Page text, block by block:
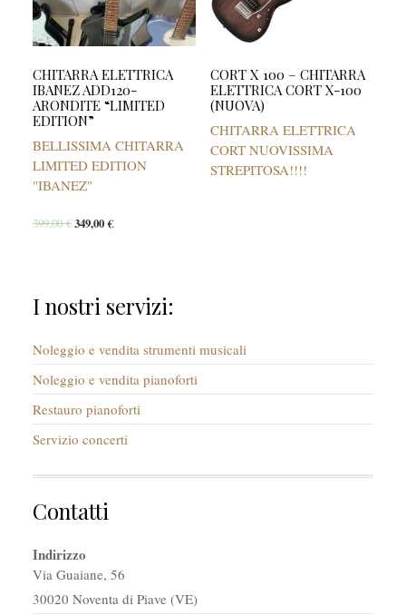
CHITARRA ELETTRICA
IBANEZ ADD120-
ARONDITE “LIMITED
EDITION”
BELLISSIMA CHITARRA
LIMITED EDITION
"IBANEZ"
399,00€349,00€
CORT X 100 – CHITARRA
ELETTRICA CORT X-100
(NUOVA)
CHITARRA ELETTRICA
CORT NUOVISSIMA
STREPITOSA!!!!
I nostri servizi:
Noleggio e vendita strumenti musicali
Noleggio e vendita pianoforti
Restauro pianoforti
Servizio concerti
Contatti
Indirizzo
Via Guaiane, 56
30020 Noventa di Piave (VE)